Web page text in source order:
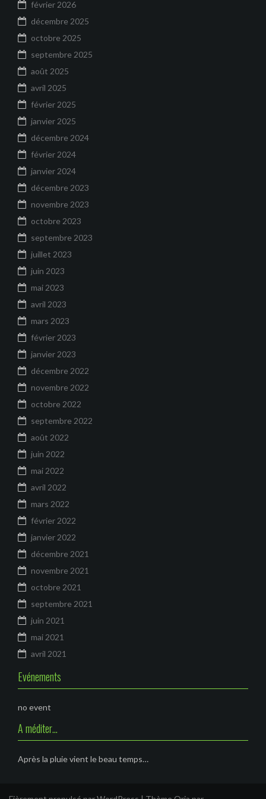
e
s
février 2026
décembre 2025
octobre 2025
septembre 2025
août 2025
avril 2025
février 2025
janvier 2025
décembre 2024
février 2024
janvier 2024
décembre 2023
novembre 2023
octobre 2023
septembre 2023
juillet 2023
juin 2023
mai 2023
avril 2023
mars 2023
février 2023
janvier 2023
décembre 2022
novembre 2022
octobre 2022
septembre 2022
août 2022
juin 2022
mai 2022
avril 2022
mars 2022
février 2022
janvier 2022
décembre 2021
novembre 2021
octobre 2021
septembre 2021
juin 2021
mai 2021
avril 2021
Evénements
no event
A méditer…
Après la pluie vient le beau temps…